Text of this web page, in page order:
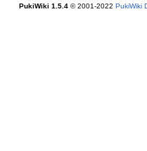
PukiWiki 1.5.4© 2001-2022 PukiWiki